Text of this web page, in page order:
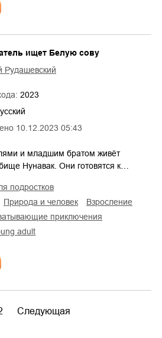
10.12.2023 05:43
ищет Белую сову
Рудашевский
2023
и младшим братом живёт
Нунавак. Они готовятся к…
подростков
природа и человек
взросление
приключения
adult
Следующая